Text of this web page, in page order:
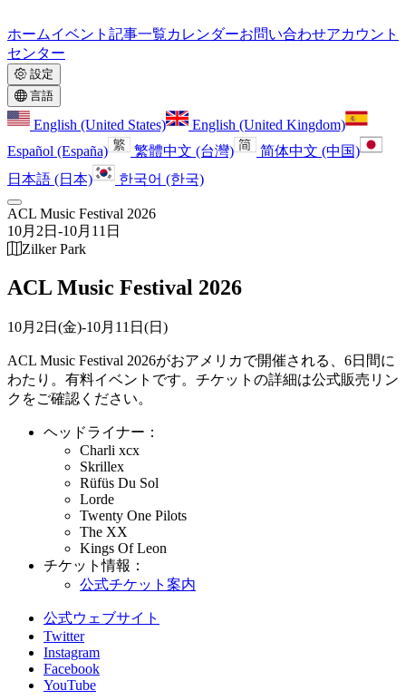
ホームイベント 記事一覧カレンダーお問い合わせアカウント
センター
設定
言語
English (United States)
English (United Kingdom)
Español (España)
繁體中文 (台灣)
简体中文 (中国)
日本語 (日本)
한국어 (한국)
ACL Music Festival 2026
10月2日 -10月11日
Zilker Park
ACL Music Festival 2026
10月2日(金)-10月11日(日)
ACL Music Festival 2026がおアメリカで開催される、6日間に
わたり。 有料イベントです。チケットの詳細は公式販売リン
クをご確認ください。
ヘッドライナー：
Charli xcx
Skrillex
Rüfüs Du Sol
Lorde
Twenty One Pilots
The XX
Kings Of Leon
チケット情報：
公式チケット案内
公式ウェブサイト
Twitter
Instagram
Facebook
YouTube